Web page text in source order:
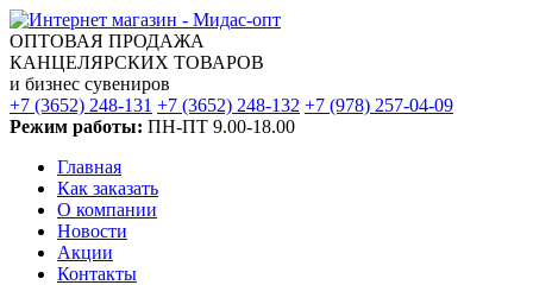
ОПТОВАЯ ПРОДАЖА
КАНЦЕЛЯРСКИХ ТОВАРОВ
и бизнес сувениров
+7 (3652) 248-131 +7 (3652) 248-132 +7 (978) 257-04-09
Режим работы: ПН-ПТ 9.00-18.00
Главная
Как заказать
О компании
Новости
Акции
Контакты